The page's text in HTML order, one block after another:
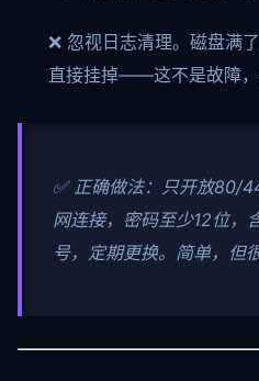
❌ 忽视日志清理。磁盘满
直接挂掉——这不是故障，
✅ 正确做法：只开放80/
网连接，密码至少12位，
号，定期更换。简单，但